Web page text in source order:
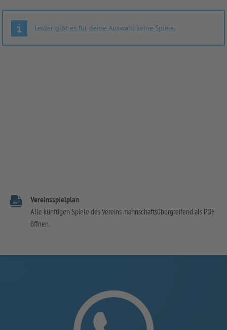
Leider gibt es für deine Auswahl keine Spiele.
Vereinsspielplan
Alle künftigen Spiele des Vereins mannschaftsübergreifend als PDF
öffnen.